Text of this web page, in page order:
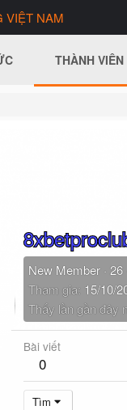
VIỆT NAM
THÀNH VIÊN
New Member · 26
Tham gia 15/10/
Thấy lần gần đây
Bài viết
0
Tìm